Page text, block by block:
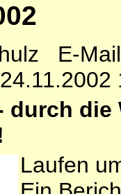
E-
durch
Laufen